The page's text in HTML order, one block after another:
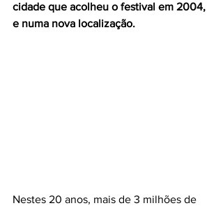
cidade que acolheu o festival em 2004,
e numa nova localização.
Nestes 20 anos, mais de 3 milhões de